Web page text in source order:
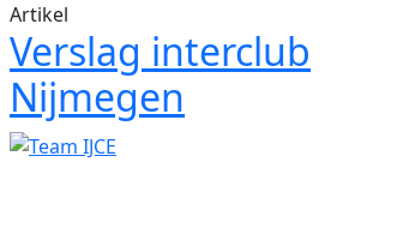
Artikel
Verslag interclub
Nijmegen